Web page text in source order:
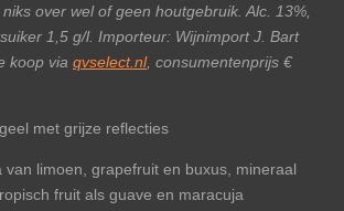
over wel of geen houtgebruik. Alc. 13%,
1,5 g/l. Importeur: Wijnimport J. Bart
koop via qvselect.nl, consumentenprijs €
met grijze reflecties
van limoen, grapefruit en buxus, mineraal
fruit als guave en maracuja